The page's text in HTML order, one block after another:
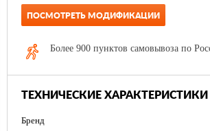
ПОСМОТРЕТЬ МОДИФИКАЦИИ
Более 900 пунктов самовывоза по
ТЕХНИЧЕСКИЕ ХАРАКТЕРИСТИКИ
Бренд